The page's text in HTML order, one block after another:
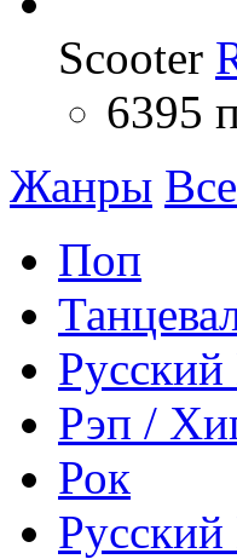
Scooter
6395
Жанры
Поп
Рэп /
Рок
Русский